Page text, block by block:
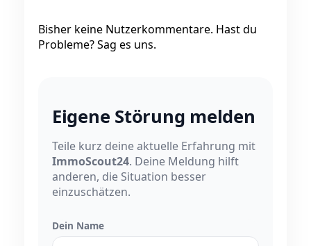
Bisher keine Nutzerkommentare. Hast du
Probleme? Sag es uns.
Eigene Störung melden
Teile kurz deine aktuelle Erfahrung mit
ImmoScout24. Deine Meldung hilft
anderen, die Situation besser
einzuschätzen.
Dein Name